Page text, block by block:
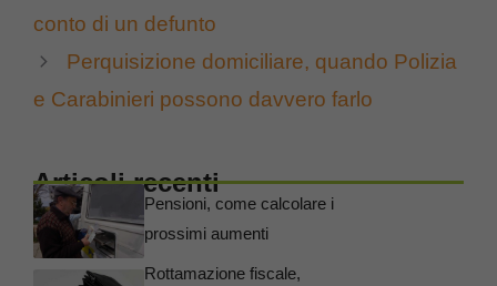
conto di un defunto
Perquisizione domiciliare, quando Polizia
e Carabinieri possono davvero farlo
Articoli recenti
Pensioni, come calcolare i
prossimi aumenti
Rottamazione fiscale,